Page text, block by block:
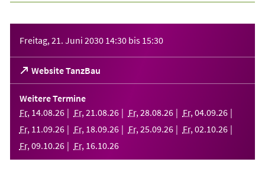
Freitag, 21. Juni 2030 14:30 bis 15:30
Website TanzBau
(Öffnet
in
einem
neuen
Tab)
Weitere Termine
Fr, 14.08.26 Fr, 21 .08.26 Fr, 28.08.26 Fr, 04.09.26
Fr, 11 .09.26 Fr, 18.09.26 Fr, 25.09.26 Fr, 02.10.26
Fr, 09.10.26 Fr, 16.10.26